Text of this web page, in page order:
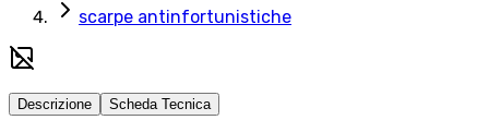
scarpe antinfortunistiche
Descrizione Scheda Tecnica